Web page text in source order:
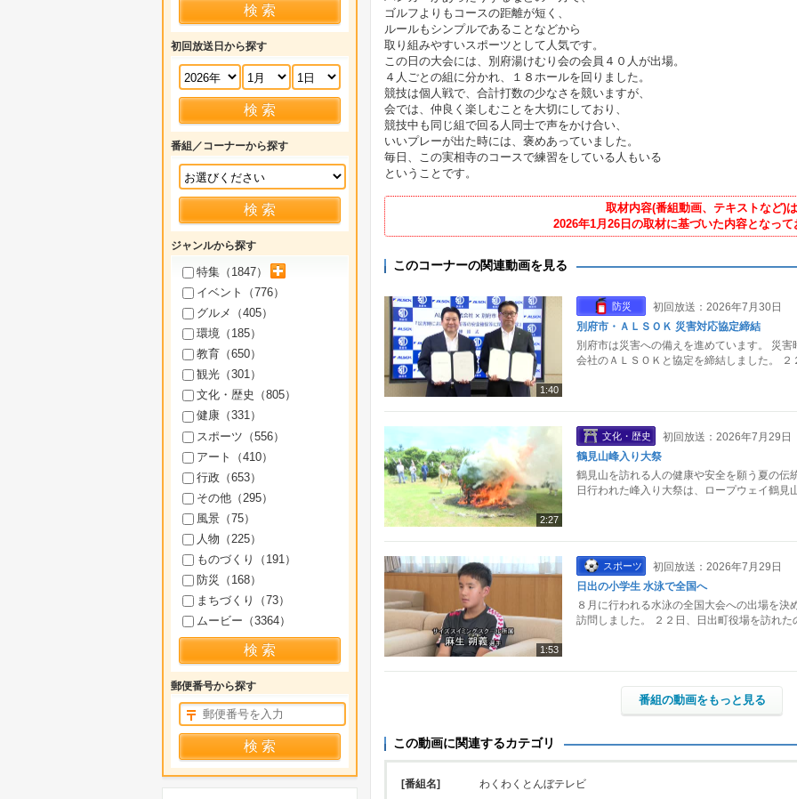
ゴルフよりもコースの距離が短く、
ルールもシンプルであることなどから
取り組みやすいスポーツとして人気です。
この日の大会には、別府湯けむり会の会員４０人が出場。
４人ごとの組に分かれ、１８ホールを回りました。
競技は個人戦で、合計打数の少なさを競いますが、
会では、仲良く楽しむことを大切にしており、
競技中も同じ組で回る人同士で声をかけ合い、
いいプレーが出た時には、褒めあっていました。
毎日、この実相寺のコースで練習をしている人もいる
ということです。
取材内容(番組動画、テキストなど)は
2026年1月26日の取材に基づいた内容となって
このコーナーの関連動画を見る
1:40
防災
初回放送：2026年7月30日
別府市・ＡＬＳＯＫ 災害対応協定締結
別府市は災害への備えを進めています。 災
会社のＡＬＳＯＫと協定を締結しました。
2:27
文化・歴史
初回放送：2026年7月29日
鶴見山峰入り大祭
鶴見山を訪れる人の健康や安全を願う夏の伝
日行われた峰入り大祭は、ロープウェイ鶴
1:53
スポーツ
初回放送：2026年7月29日
日出の小学生 水泳で全国へ
８月に行われる水泳の全国大会への出場を
訪問しました。 ２２日、日出町役場を訪れ
番組の動画をもっと見る
この動画に関連するカテゴリ
[番組名]
わくわくとんぼテレビ
初回放送日から探す
番組／コーナーから探す
ジャンルから探す
特集（ 1847）
イベント（776）
グルメ（405）
環境（ 185）
教育（650）
観光（301）
文化・歴史（805）
健康（331）
スポーツ（556）
アート（410）
行政（653）
その他（ 295）
風景（75）
人物（ 225）
ものづくり（ 191 ）
防災（ 168）
まちづくり（73）
ムービー（3364）
郵便番号から探す